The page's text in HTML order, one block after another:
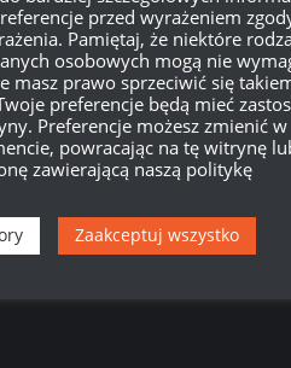
sposób przetwarzane są dane
przed wyrażeniem
Pamiętaj, że niektóre
osobowych mogą nie
masz prawo sprzeciwić się
preferencje będą mieć
Preferencje możesz zmienić w
powracając na tę witrynę
zawierającą naszą politykę
Zaakceptuj wszystko